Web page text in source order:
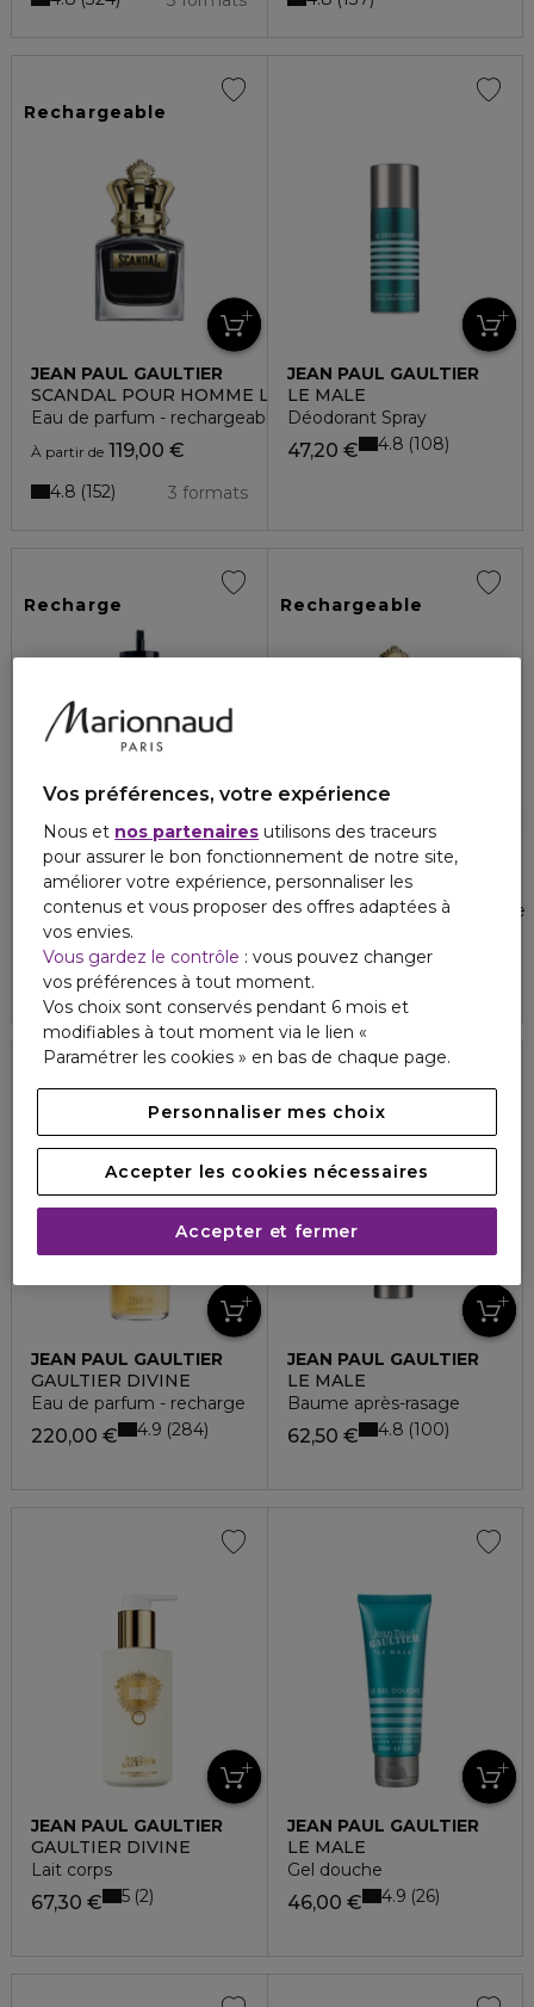
Rechargeable
JEAN PAUL GAULTIER
SCANDAL POUR HOMME LE PARFUM
Eau de parfum - rechargeable
À partir de 119,00 €
3 formats
4.8 152
JEAN PAUL GAULTIER
LE MALE
Déodorant Spray
47,20 € 4.8 108
Recharge
JEAN PAUL GAULTIER
SCANDAL POUR HOMME
Eau de toilette - recharge
178,00 €
Rechargeable
JEAN PAUL GAULTIER
SCANDAL POUR HOMME
Eau de toilette rechargeable
4.9
Recharge
JEAN PAUL GAULTIER
GAULTIER DIVINE
Eau de parfum - recharge
220,00 € 4.9 284
JEAN PAUL GAULTIER
LE MALE
Baume après-rasage
62,50 € 4.8 100
JEAN PAUL GAULTIER
GAULTIER DIVINE
Lait corps
67,30 € 5 2
JEAN PAUL GAULTIER
LE MALE
Gel douche
46,00 € 4.9 26
Vos préférences, votre expérience
Nous et nos partenaires utilisons des traceurs
pour assurer le bon fonctionnement de notre site,
améliorer votre expérience, personnaliser les
contenus et vous proposer des offres adaptées à
vos envies.
Vous gardez le contrôle : vous pouvez changer
vos préférences à tout moment.
Vos choix sont conservés pendant 6 mois et
modifiables à tout moment via le lien «
Paramétrer les cookies » en bas de chaque page.
Personnaliser mes choix
Accepter les cookies nécessaires
Accepter et fermer